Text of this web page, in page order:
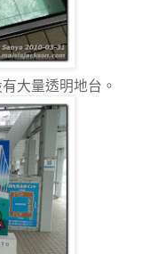
大量透明地台。